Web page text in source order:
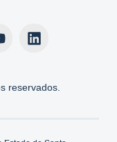
reservados.